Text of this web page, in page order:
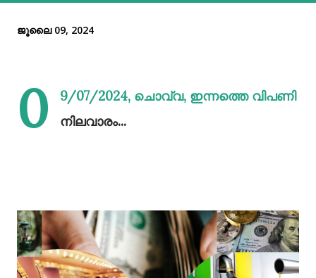
ജൂലൈ 09, 2024
0
9/07/2024, ചൊവ്വ, ഇന്നത്തെ വിപണി
നിലവാരം...